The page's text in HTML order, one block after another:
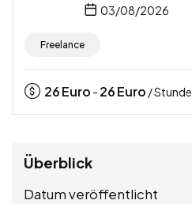
03/08/2026
Freelance
26Euro - 26Euro / Stunde
Überblick
Datum veröffentlicht